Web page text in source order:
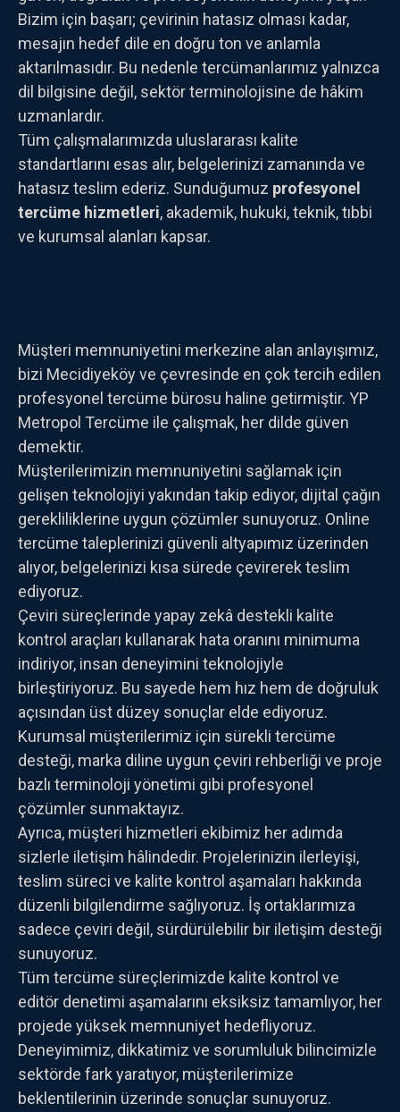
Bizim için başarı; çevirinin hatasız olması kadar,
mesajın hedef dile en doğru ton ve anlamla
aktarılmasıdır. Bu nedenle tercümanlarımız yalnızca
dil bilgisine değil, sektör terminolojisine de hâkim
uzmanlardır.
Tüm çalışmalarımızda uluslararası kalite
standartlarını esas alır, belgelerinizi zamanında ve
hatasız teslim ederiz. Sunduğumuz profesyonel
tercüme hizmetleri, akademik, hukuki, teknik, tıbbi
ve kurumsal alanları kapsar.
Müşteri memnuniyetini merkezine alan anlayışımız,
bizi Mecidiyeköy ve çevresinde en çok tercih edilen
profesyonel tercüme bürosu haline getirmiştir. YP
Metropol Tercüme ile çalışmak, her dilde güven
demektir.
Müşterilerimizin memnuniyetini sağlamak için
gelişen teknolojiyi yakından takip ediyor, dijital çağın
gerekliliklerine uygun çözümler sunuyoruz. Online
tercüme taleplerinizi güvenli altyapımız üzerinden
alıyor, belgelerinizi kısa sürede çevirerek teslim
ediyoruz.
Çeviri süreçlerinde yapay zekâ destekli kalite
kontrol araçları kullanarak hata oranını minimuma
indiriyor, insan deneyimini teknolojiyle
birleştiriyoruz. Bu sayede hem hız hem de doğruluk
açısından üst düzey sonuçlar elde ediyoruz.
Kurumsal müşterilerimiz için sürekli tercüme
desteği, marka diline uygun çeviri rehberliği ve proje
bazlı terminoloji yönetimi gibi profesyonel
çözümler sunmaktayız.
Ayrıca, müşteri hizmetleri ekibimiz her adımda
sizlerle iletişim hâlindedir. Projelerinizin ilerleyişi,
teslim süreci ve kalite kontrol aşamaları hakkında
düzenli bilgilendirme sağlıyoruz. İş ortaklarımıza
sadece çeviri değil, sürdürülebilir bir iletişim desteği
sunuyoruz.
Tüm tercüme süreçlerimizde kalite kontrol ve
editör denetimi aşamalarını eksiksiz tamamlıyor, her
projede yüksek memnuniyet hedefliyoruz.
Deneyimimiz, dikkatimiz ve sorumluluk bilincimizle
sektörde fark yaratıyor, müşterilerimize
beklentilerinin üzerinde sonuçlar sunuyoruz.